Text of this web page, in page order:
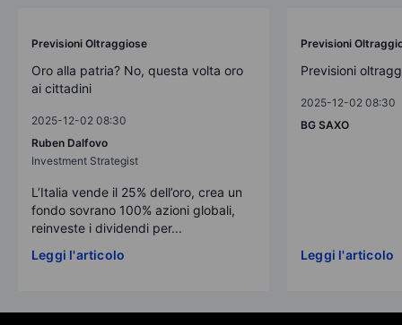
Previsioni Oltraggiose
Oro alla patria? No, questa volta oro
ai cittadini
2025-12-02 08:30
Ruben Dalfovo
Investment Strategist
L’Italia vende il 25% dell’oro, crea un
fondo sovrano 100% azioni globali,
reinveste i dividendi per...
Leggi l'articolo
Previsioni
Previsioni
2025-12-02 08:30
BG SAXO
Leggi l'articolo